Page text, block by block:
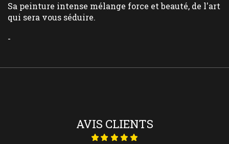
Sa peinture intense mélange force et beauté, de l'art
qui sera vous séduire.
-
AVIS CLIENTS